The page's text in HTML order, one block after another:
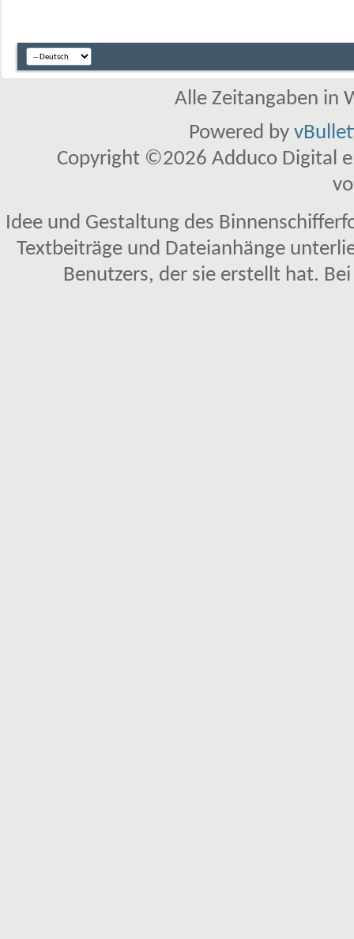
Alle Zeitangaben in
Powered by
Copyright ©2026 Adduco Digital
Idee und Gestaltung des
Textbeiträge und Dateianhänge
Benutzers, der sie erstellt hat.